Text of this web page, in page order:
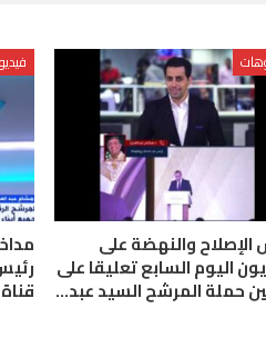
الإصلاح والنهضة على
اليوم السابع تعليقا على
حملة المرشح السيد عبد…